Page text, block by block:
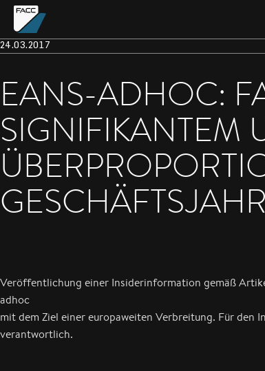
24.03.2017
EANS-ADHOC:
SIGNIFIKANTEM
Veröffentlichung einer Insiderinformation gemäß
adhoc
mit dem Ziel einer europaweiten Verbreitung. Für den
verantwortlich.